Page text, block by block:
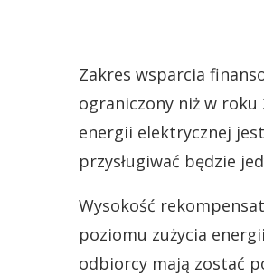
Zakres wsparcia
ograniczony niż w roku
energii elektrycznej
przysługiwać będzie
Wysokość
poziomu zużycia
odbiorcy mają zostać